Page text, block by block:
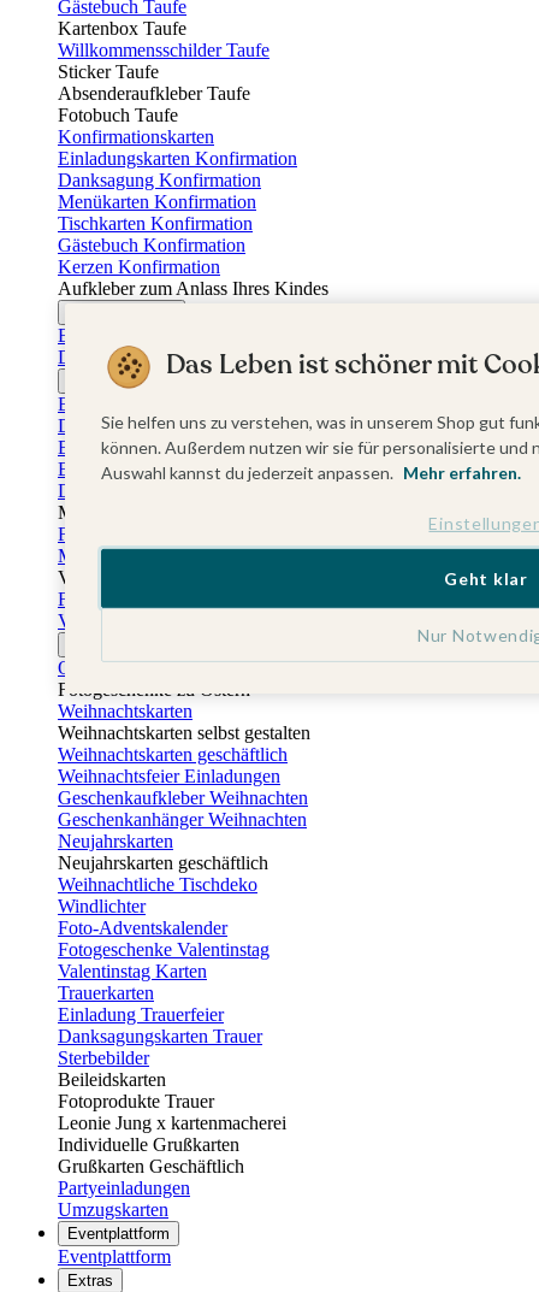
Gästebuch Taufe
Kartenbox Taufe
Willkommensschilder Taufe
Sticker Taufe
Absenderaufkleber Taufe
Fotobuch Taufe
Konfirmationskarten
Einladungskarten Konfirmation
Danksagung Konfirmation
Menükarten Konfirmation
Tischkarten Konfirmation
Gästebuch Konfirmation
Kerzen Konfirmation
Aufkleber zum Anlass Ihres Kindes
Einladungskarten Firmung
Dankeskarten Firmung
Jugendweihekarten
Einladungskarten Jugendweihe
Dankeskarten Jugendweihe
Einschulungskarten
Einladungskarten Einschulung
Danksagung Einschulung
Muttertag
Fotogeschenke Muttertag
Muttertagskarten
Vatertag
Fotogeschenke Vatertag
Vatertagskarten
Osterkarten
Fotogeschenke zu Ostern
Weihnachtskarten
Weihnachtskarten selbst gestalten
Weihnachtskarten geschäftlich
Weihnachtsfeier Einladungen
Geschenkaufkleber Weihnachten
Geschenkanhänger Weihnachten
Neujahrskarten
Neujahrskarten geschäftlich
Weihnachtliche Tischdeko
Windlichter
Foto-Adventskalender
Fotogeschenke Valentinstag
Valentinstag Karten
Trauerkarten
Einladung Trauerfeier
Danksagungskarten Trauer
Sterbebilder
Beileidskarten
Fotoprodukte Trauer
Leonie Jung x kartenmacherei
Individuelle Grußkarten
Grußkarten Geschäftlich
Partyeinladungen
Umzugskarten
Eventplattform
Eventplattform
Extras
Das Leben ist schöner mit
Sie helfen uns zu verstehen, was in unserem Shop gut
können. Außerdem nutzen wir sie für personalisierte
Auswahl kannst du jederzeit anpassen. Mehr erfahren.
Nur
Geht klar